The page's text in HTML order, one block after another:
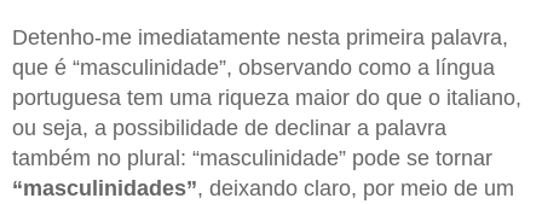
Detenho-me imediatamente nesta primeira palavra,
que é “masculinidade”, observando como a língua
portuguesa tem uma riqueza maior do que o italiano,
ou seja, a possibilidade de declinar a palavra
também no plural: “masculinidade” pode se tornar
“masculinidades”, deixando claro, por meio de um